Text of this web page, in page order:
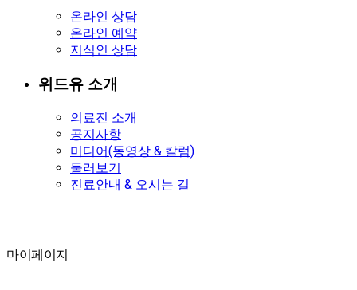
온라인 상담
온라인 예약
지식인 상담
위드유 소개
의료진 소개
공지사항
미디어(동영상 & 칼럼)
둘러보기
진료안내 & 오시는 길
마이페이지